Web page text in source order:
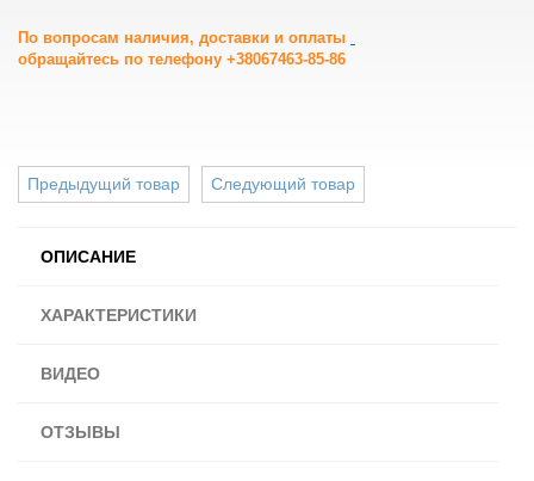
По вопросам наличия, доставки и оплаты
обращайтесь по телефону +38067463-85-86
Следующий товар
Предыдущий товар
ОПИСАНИЕ
ХАРАКТЕРИСТИКИ
ВИДЕО
ОТЗЫВЫ